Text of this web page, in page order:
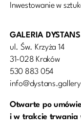
Inwestowanie w
GALERIA DYSTANS I
ul. Św. Krzyża 14
31-028 Kraków
530 883 054
info@dystans.gallery
Otwarte po
i w trakcie trwania